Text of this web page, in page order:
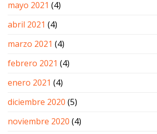
mayo 2021 (4)
abril 2021 (4)
marzo 2021 (4)
febrero 2021 (4)
enero 2021 (4)
diciembre 2020 (5)
noviembre 2020 (4)